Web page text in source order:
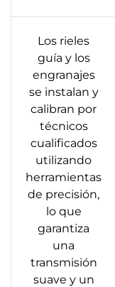
Los rieles
guía y los
engranajes
se instalan y
calibran por
técnicos
cualificados
utilizando
herramientas
de precisión,
lo que
garantiza
una
transmisión
suave y un